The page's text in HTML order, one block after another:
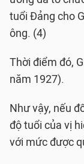
tuổi Đảng cho
ông. (4)
Thời điểm đó,
năm 1927).
Như vậy, nếu
độ tuổi của vị
với mức được